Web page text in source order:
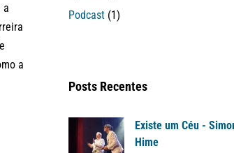
a
a
Podcast (1)
Posts Recentes
Existe um Céu -
Hime